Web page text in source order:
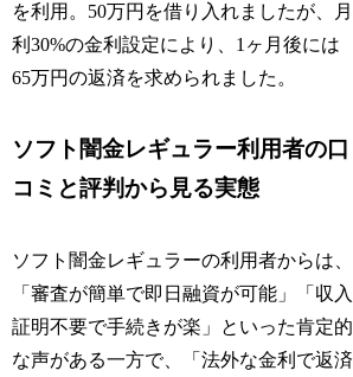
を利用。50万円を借り入れましたが、月
利30%の金利設定により、1ヶ月後には
65万円の返済を求められました。
ソフト闇金レギュラー利用者の口
コミと評判から見る実態
ソフト闇金レギュラーの利用者からは、
「審査が簡単で即日融資が可能」「収入
証明不要で手続きが楽」といった肯定的
な声がある一方で、「法外な金利で返済